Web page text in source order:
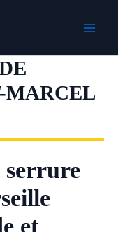
MARCEL
serrure
et